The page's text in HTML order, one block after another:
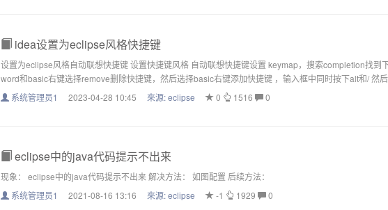
idea设置为eclipse风格快捷键
设置为eclipse风格自动联想快捷键 设置快捷键风格 自动联想快捷键设置 keymap，搜索completion找到
word和basic右键选择remove删除快捷键，然后选择basic右键添加快捷键 ，输入框中同时按下alt和/ 然
系统管理员1
2023-04-28 10:45 來源:eclipse 0 1516 0
eclipse中的java代码提示不出来
现象： eclipse中的java代码提示不出来 解决方法： 如图配置 后续方法：
系统管理员1
2021-08-16 13:16 來源:eclipse -1 1929 0